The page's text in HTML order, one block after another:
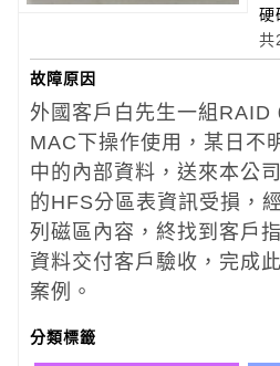
硬
共
故障原因
外國客戶白先生一組RAID
MAC下操作使用，某日不
中的內部資料，送來本公
的HFS分區表資訊受損，
列磁區內容，終找到客戶
資料交付客戶驗收，完成
案例。
分類標籤